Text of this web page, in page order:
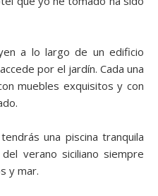
a lo largo de un edificio
por el jardín. Cada una
muebles exquisitos y con
una piscina tranquila
verano siciliano siempre
y mar.